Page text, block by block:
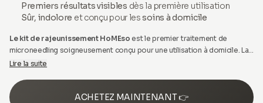
Premiers résultats visibles dès la première utilisation
Sûr, indolore et conçu pour lessoins à domicile
Le kit de rajeunissement HoMEso est le premier traitement de
microneedling soigneusement conçu pour une utilisation à domicile. La
thérapie de microneedling est le traitement professionnel le plus
des professionnels expérimentés pour rajeunir la peau.
Lire la suite
ACHETEZ MAINTENANT 👉